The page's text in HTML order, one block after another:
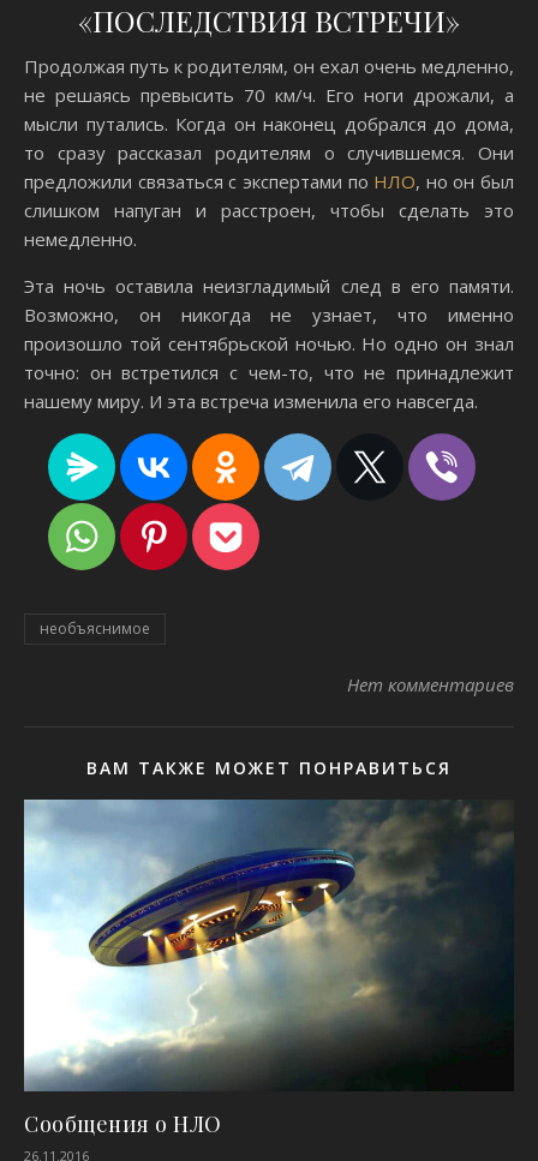
«ПОСЛЕДСТВИЯ ВСТРЕЧИ»
Продолжая путь к родителям, он ехал очень медленно,
не решаясь превысить 70 км/ч. Его ноги дрожали, а
мысли путались. Когда он наконец добрался до дома,
то сразу рассказал родителям о случившемся. Они
предложили связаться с экспертами по НЛО, но он был
слишком напуган и расстроен, чтобы сделать это
немедленно.
Эта ночь оставила неизгладимый след в его памяти.
Возможно, он никогда не узнает, что именно
произошло той сентябрьской ночью. Но одно он знал
точно: он встретился с чем-то, что не принадлежит
нашему миру. И эта встреча изменила его навсегда.
необъяснимое
Нет комментариев
ВАМ ТАКЖЕ МОЖЕТ ПОНРАВИТЬСЯ
Сообщения о НЛО
26.11.2016